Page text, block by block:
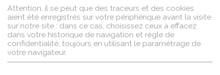
Attention, il se peut que des traceurs et des cookies
aient été enregistrés sur votre périphérique avant la visite
sur notre site : dans ce cas, choisissez ceux à effacez
dans votre historique de navigation et règle de
confidentialité, toujours en utilisant le paramétrage de
votre navigateur.